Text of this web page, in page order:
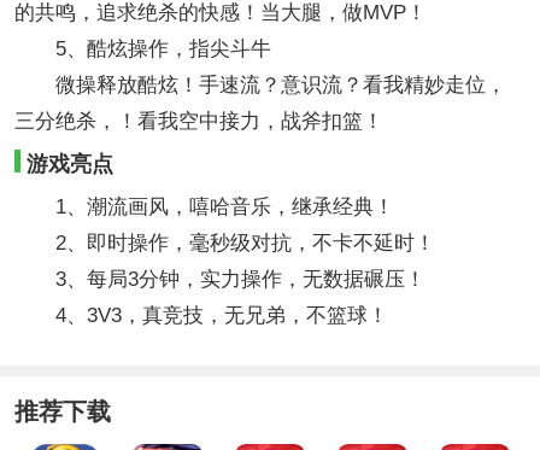
的共鸣，追求绝杀的快感！当大腿，做MVP！
5、酷炫操作，指尖斗牛
微操释放酷炫！手速流？意识流？看我精妙走位，
三分绝杀，！看我空中接力，战斧扣篮！
游戏亮点
1、潮流画风，嘻哈音乐，继承经典！
2、即时操作，毫秒级对抗，不卡不延时！
3、每局3分钟，实力操作，无数据碾压！
4、3V3，真竞技，无兄弟，不篮球！
推荐下载